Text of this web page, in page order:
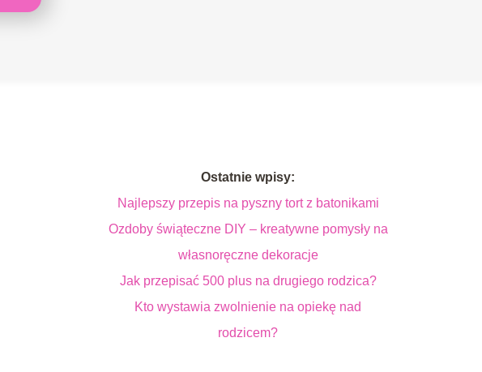
Ostatnie wpisy:
Najlepszy przepis na pyszny tort z batonikami
Ozdoby świąteczne DIY – kreatywne pomysły na
własnoręczne dekoracje
Jak przepisać 500 plus na drugiego rodzica?
Kto wystawia zwolnienie na opiekę nad
rodzicem?